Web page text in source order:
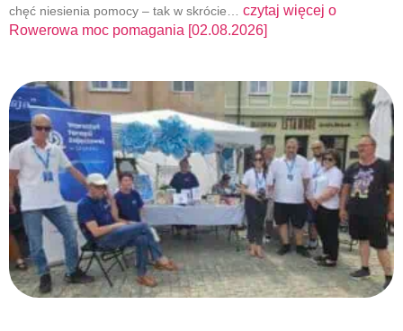
chęć niesienia pomocy – tak w skrócie… czytaj więcej o
Rowerowa moc pomagania [02.08.2026]